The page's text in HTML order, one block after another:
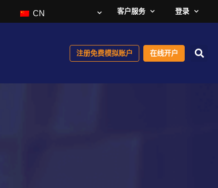
CN 客户服务 登录
注册免费模拟账户 在线开户